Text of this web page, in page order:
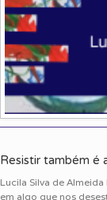
Resistir também é
Lucila Silva de
em algo que nos